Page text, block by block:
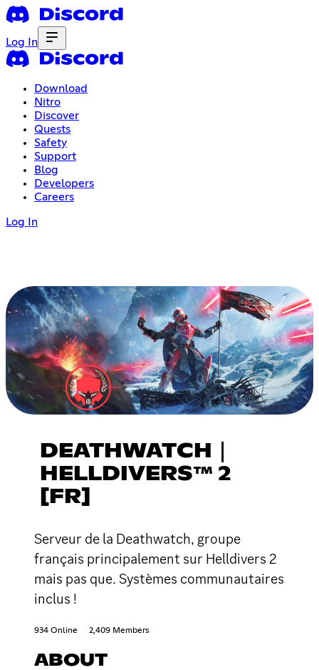
Log In
Download
Nitro
Discover
Quests
Safety
Support
Blog
Developers
Careers
Log In
DEATHWATCH｜
HELLDIVERS™ 2
[FR]
Serveur de la Deathwatch, groupe
français principalement sur Helldivers 2
mais pas que. Systèmes communautaires
inclus !
934 Online 2,409 Members
ABOUT